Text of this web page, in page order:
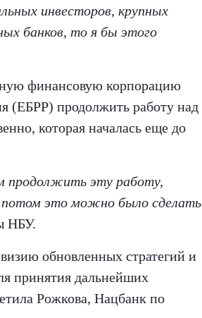
инвесторов, крупных
банков, то я бы этого
финансовую корпорацию
(ЕБРР) продолжить работу над
которая началась еще до
продолжить эту работу,
потом это можно было сделать
НБУ.
обновленных стратегий и
принятия дальнейших
Рожкова, Нацбанк по